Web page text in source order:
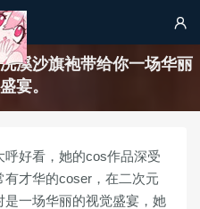

溪沙旗袍带给你一场华丽
宴。
好看，她的cos作品深受
才华的coser，在二次元
一场华丽的视觉盛宴，她